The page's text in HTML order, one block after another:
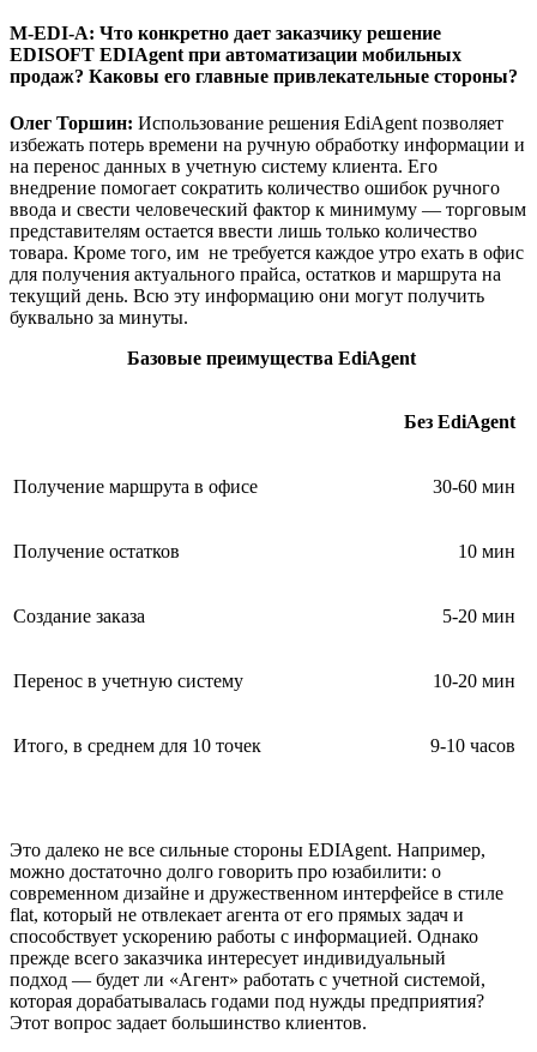
M-EDI-A: Что конкретно дает заказчику решение
EDISOFT EDIAgent при автоматизации мобильных
продаж? Каковы его главные привлекательные стороны?
Олег Торшин: Использование решения EdiAgent позволяет
избежать потерь времени на ручную обработку информации и
на перенос данных в учетную систему клиента. Его
внедрение помогает сократить количество ошибок ручного
ввода и свести человеческий фактор к минимуму — торговым
представителям остается ввести лишь только количество
товара. Кроме того, им не требуется каждое утро ехать в офис
для получения актуального прайса, остатков и маршрута на
текущий день. Всю эту информацию они могут получить
буквально за минуты.
Базовые преимущества EdiAgent
Без EdiAgent
Получение маршрута в офисе 30-60 мин
Получение остатков 10 мин
Создание заказа 5-20 мин
Перенос в учетную систему 10-20 мин
Итого, в среднем для 10 точек 9-10 часов
Это далеко не все сильные стороны EDIAgent. Например,
можно достаточно долго говорить про юзабилити: о
современном дизайне и дружественном интерфейсе в стиле
flat, который не отвлекает агента от его прямых задач и
способствует ускорению работы с информацией. Однако
прежде всего заказчика интересует индивидуальный
подход — будет ли «Агент» работать с учетной системой,
которая дорабатывалась годами под нужды предприятия?
Этот вопрос задает большинство клиентов.